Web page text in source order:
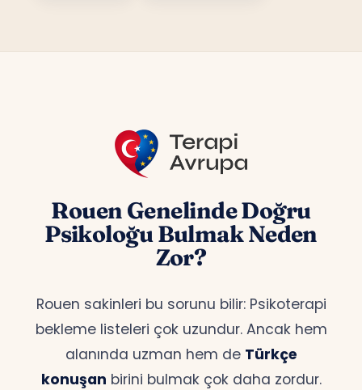
Rouen Genelinde Doğru
Psikoloğu Bulmak Neden
Zor?
Rouen sakinleri bu sorunu bilir: Psikoterapi
bekleme listeleri çok uzundur. Ancak hem
alanında uzman hem de Türkçe
konuşan birini bulmak çok daha zordur.